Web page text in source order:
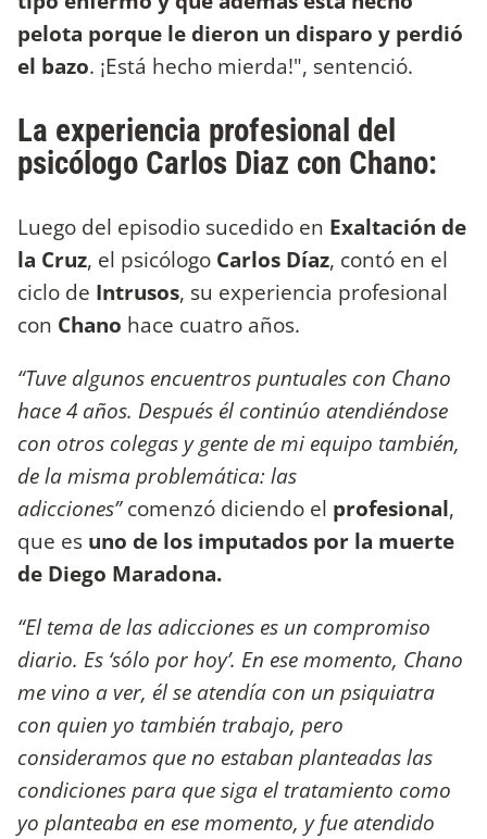
pelota porque le dieron un disparo y perdió
el bazo. ¡Está hecho mierda!", sentenció.
La experiencia profesional del
psicólogo Carlos Diaz con Chano:
Luego del episodio sucedido en Exaltación de
la Cruz, el psicólogo Carlos Díaz, contó en el
ciclo de Intrusos, su experiencia profesional
con Chano hace cuatro años.
“Tuve algunos encuentros puntuales con Chano
hace 4 años. Después él continúo atendiéndose
con otros colegas y gente de mi equipo también,
de la misma problemática: las
adicciones”comenzó diciendo el profesional,
que es uno de los imputados por la muerte
de Diego Maradona.
“El tema de las adicciones es un compromiso
diario. Es ‘sólo por hoy’. En ese momento, Chano
me vino a ver, él se atendía con un psiquiatra
con quien yo también trabajo, pero
consideramos que no estaban planteadas las
condiciones para que siga el tratamiento como
yo planteaba en ese momento, y fue atendido